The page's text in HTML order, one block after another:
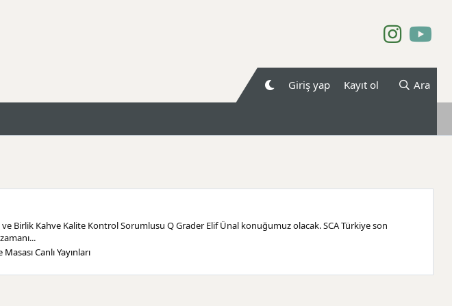
Giriş yap Kayıt ol Ara
Birlik Kahve Kalite Kontrol Sorumlusu Q Grader Elif Ünal konuğumuz olacak. SCA Türkiye son
Masası Canlı Yayınları